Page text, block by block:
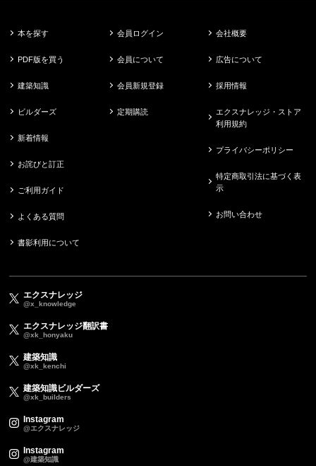
本を探す
PDF版を買う
建築知識
ビルダーズ
新着情報
お詫びと訂正
ご利用ガイド
よくある質問
書影利用について
会員ログイン
会員について
会員新規登録
定期購読
会社概要
広告について
採用情報
エクスナレッジ・ストア
利用規約
プライバシーポリシー
特定商取引法に基づく表
示
お問い合わせ
エクスナレッジ
@x_knowledge
エクスナレッジ翻訳書
@xk_honyaku
建築知識
@xk_kenchi
建築知識ビルダーズ
@xk_builders
Instagram
@エクスナレッジ
Instagram
@建築知識